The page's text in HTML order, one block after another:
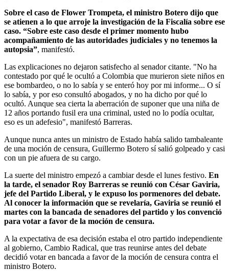
Sobre el caso de Flower Trompeta, el ministro Botero dijo que
se atienen a lo que arroje la investigación de la Fiscalía sobre ese
caso. “Sobre este caso desde el primer momento hubo
acompañamiento de las autoridades judiciales y no tenemos la
autopsia”, manifestó.
Las explicaciones no dejaron satisfecho al senador citante. "No ha
contestado por qué le ocultó a Colombia que murieron siete niños en
ese bombardeo, o no lo sabía y se enteró hoy por mi informe... O sí
lo sabía, y por eso consultó abogados, y no ha dicho por qué lo
ocultó. Aunque sea cierta la aberración de suponer que una niña de
12 años portando fusil era una criminal, usted no lo podía ocultar,
eso es un adefesio", manifestó Barreras.
Aunque nunca antes un ministro de Estado había salido tambaleante
de una moción de censura, Guillermo Botero sí salió golpeado y casi
con un pie afuera de su cargo.
La suerte del ministro empezó a cambiar desde el lunes festivo. En
la tarde, el senador Roy Barreras se reunió con César Gaviria,
jefe del Partido Liberal, y le expuso los pormenores del debate.
Al conocer la información que se revelaría, Gaviria se reunió el
martes con la bancada de senadores del partido y los convenció
para votar a favor de la moción de censura.
A la expectativa de esa decisión estaba el otro partido independiente
al gobierno, Cambio Radical, que tras reunirse antes del debate
decidió votar en bancada a favor de la moción de censura contra el
ministro Botero.